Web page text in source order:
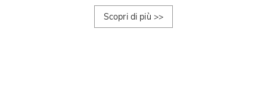
Scopri di più >>